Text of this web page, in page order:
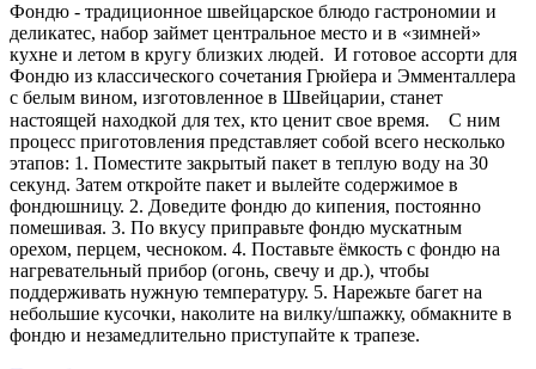
Фондю - традиционное швейцарское блюдо гастрономии и
деликатес, набор займет центральное место и в «зимней»
кухне и летом в кругу близких людей. И готовое ассорти для
Фондю из классического сочетания Грюйера и Эмменталлера
с белым вином, изготовленное в Швейцарии, станет
настоящей находкой для тех, кто ценит свое время.⠀ С ним
процесс приготовления представляет собой всего несколько
этапов: 1. Поместите закрытый пакет в теплую воду на 30
секунд. Затем откройте пакет и вылейте содержимое в
фондюшницу. 2. Доведите фондю до кипения, постоянно
помешивая. 3. По вкусу приправьте фондю мускатным
орехом, перцем, чесноком. 4. Поставьте ёмкость с фондю на
нагревательный прибор (огонь, свечу и др.), чтобы
поддерживать нужную температуру. 5. Нарежьте багет на
небольшие кусочки, наколите на вилку/шпажку, обмакните в
фондю и незамедлительно приступайте к трапезе.